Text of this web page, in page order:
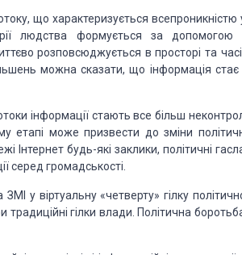
що характеризується
людства формується за допомогою
розповсюджується в просторі та
можна сказати, що інформація стає
інформації стають все більш
етапі може призвести до зміни
Інтернет будь-які заклики, політичні
серед громадськості.
у віртуальну«четверту» гілку
гілки влади. Політична